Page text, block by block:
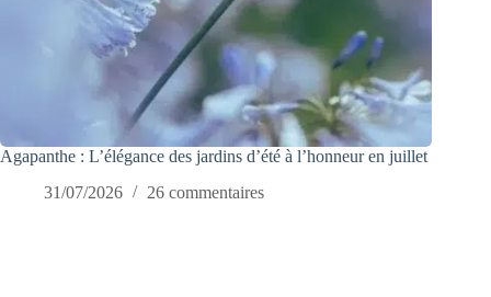
Agapanthe : L’élégance des jardins d’été à l’honneur en juillet
31/07/2026
26 commentaires